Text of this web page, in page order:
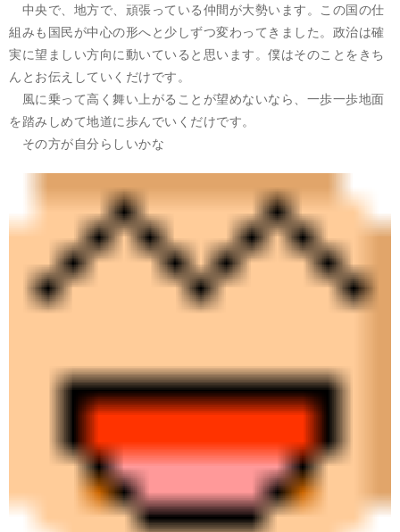
中央で、地方で、頑張っている仲間が大勢います。この国の仕
組みも国民が中心の形へと少しずつ変わってきました。政治は確
実に望ましい方向に動いていると思います。僕はそのことをきち
んとお伝えしていくだけです。
風に乗って高く舞い上がることが望めないなら、一歩一歩地面
を踏みしめて地道に歩んでいくだけです。
その方が自分らしいかな